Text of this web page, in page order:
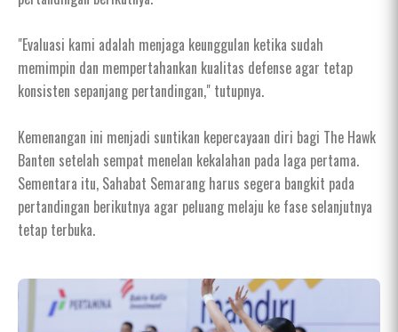
"Evaluasi kami adalah menjaga keunggulan ketika sudah
memimpin dan mempertahankan kualitas defense agar tetap
konsisten sepanjang pertandingan," tutupnya.
Kemenangan ini menjadi suntikan kepercayaan diri bagi The Hawk
Banten setelah sempat menelan kekalahan pada laga pertama.
Sementara itu, Sahabat Semarang harus segera bangkit pada
pertandingan berikutnya agar peluang melaju ke fase selanjutnya
tetap terbuka.